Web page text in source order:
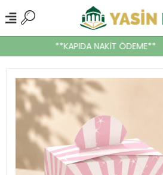
**KAPIDA NAKİT ÖDEME**